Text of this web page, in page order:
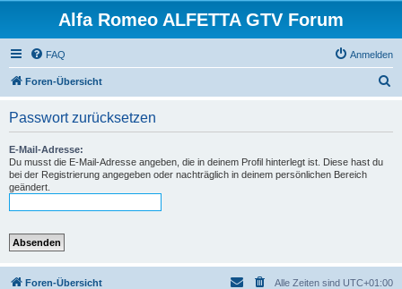
Alfa Romeo ALFETTA GTV Forum
FAQ Anmelden
Foren-Übersicht
Passwort zurücksetzen
E-Mail-Adresse:
Du musst die E-Mail-Adresse angeben, die in deinem Profil hinterlegt ist. Diese hast du
bei der Registrierung angegeben oder nachträglich in deinem persönlichen Bereich
geändert.
Foren-Übersicht Alle Zeiten sind UTC+01:00